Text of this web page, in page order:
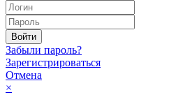
Забыли пароль?
Зарегистрироваться
Отмена
×